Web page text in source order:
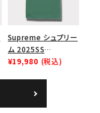
Supreme シュプリー
ム 2025SS
Homerun Tee ホー
¥19,980 (税込)